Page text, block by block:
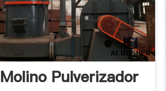
Molino Pulverizador